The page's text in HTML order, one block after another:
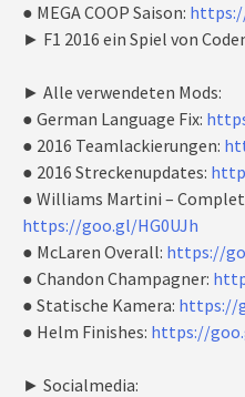
● MEGA COOP Saison:
► F1 2016 ein Spiel von
► Alle verwendeten Mods:
● German Language Fix:
● 2016 Teamlackierungen:
● 2016 Streckenupdates:
● Williams Martini –
https://goo.gl/HG0UJh
● McLaren Overall: https://
● Chandon Champagner:
● Statische Kamera: https://
● Helm Finishes: https://
► Socialmedia: